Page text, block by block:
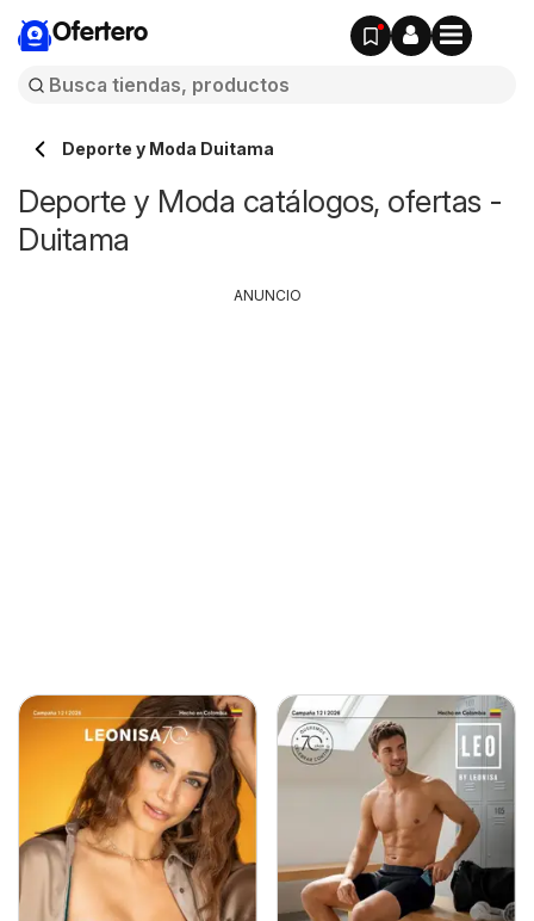
Ofertero
Deporte y Moda Duitama
Deporte y Moda catálogos, ofertas -
Duitama
ANUNCIO